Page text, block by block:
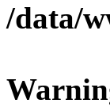
/data/